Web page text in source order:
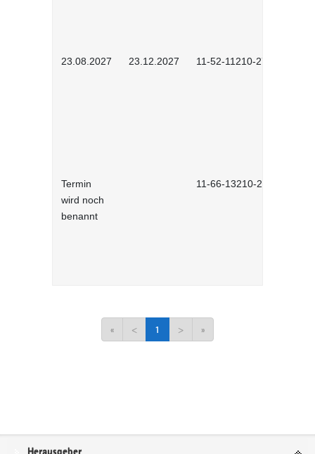
23.08.2027 23.12.2027 11-52-11210-2702
Termin
wird noch
benannt
11-66-13210-2701
« < 1 > »
Service